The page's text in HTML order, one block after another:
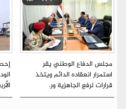
مجلس الدفاع الوطني يقر
استمرار انعقاده الدائم ويتخذ
قرارات لرفع الجاهزية ور.